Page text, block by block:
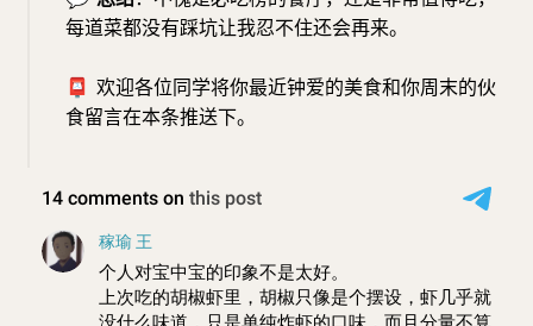
每道菜都没有踩坑让我忍不住还会再来。
📮 欢迎各位同学将你最近钟爱的美食和你周末的伙
食留言在本条推送下。